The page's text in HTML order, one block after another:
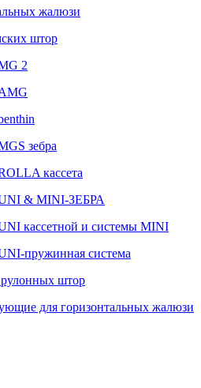
жалюзи
штор
2
зебра
кассета
& MINI-ЗЕБРА
кассетной и системы MINI
пружинная система
штор
для горизонтальных жалюзи